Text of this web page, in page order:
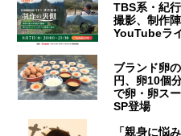
TBS系・紀
撮影、制作
YouTubeラ
ブランド卵
円、卵10個
で卵・卵ス
SP登場
「親身に悩